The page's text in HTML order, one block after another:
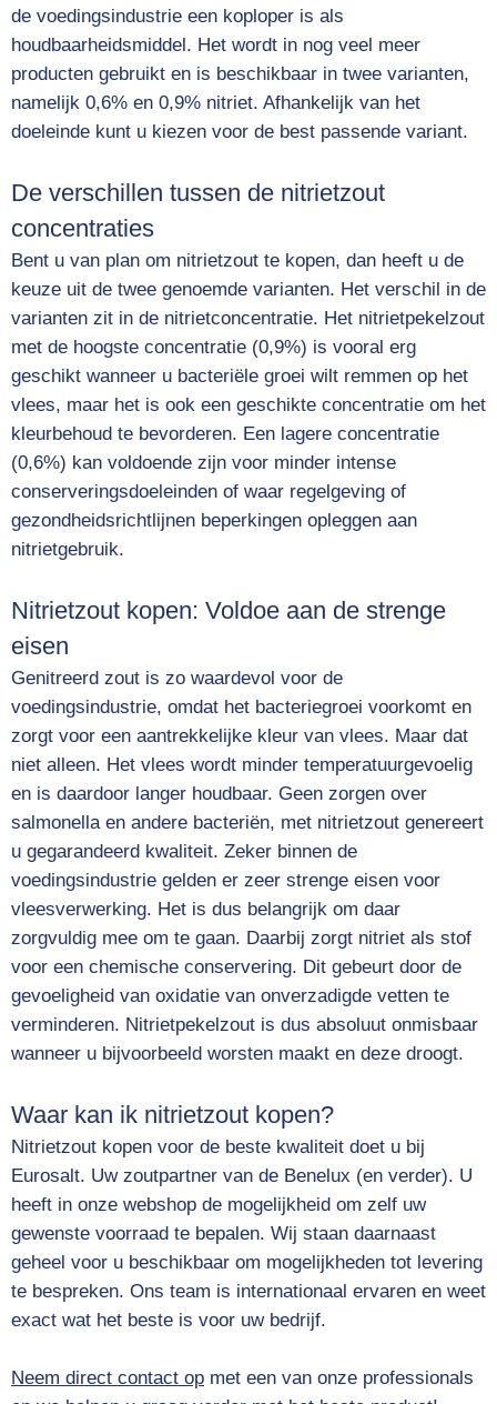
de voedingsindustrie een koploper is als
houdbaarheidsmiddel. Het wordt in nog veel meer
producten gebruikt en is beschikbaar in twee varianten,
namelijk 0,6% en 0,9% nitriet. Afhankelijk van het
doeleinde kunt u kiezen voor de best passende variant.
De verschillen tussen de nitrietzout
concentraties
Bent u van plan om nitrietzout te kopen, dan heeft u de
keuze uit de twee genoemde varianten. Het verschil in de
varianten zit in de nitrietconcentratie. Het nitrietpekelzout
met de hoogste concentratie (0,9%) is vooral erg
geschikt wanneer u bacteriële groei wilt remmen op het
vlees, maar het is ook een geschikte concentratie om het
kleurbehoud te bevorderen. Een lagere concentratie
(0,6%) kan voldoende zijn voor minder intense
conserveringsdoeleinden of waar regelgeving of
gezondheidsrichtlijnen beperkingen opleggen aan
nitrietgebruik.
Nitrietzout kopen: Voldoe aan de strenge
eisen
Genitreerd zout is zo waardevol voor de
voedingsindustrie, omdat het bacteriegroei voorkomt en
zorgt voor een aantrekkelijke kleur van vlees. Maar dat
niet alleen. Het vlees wordt minder temperatuurgevoelig
en is daardoor langer houdbaar. Geen zorgen over
salmonella en andere bacteriën, met nitrietzout genereert
u gegarandeerd kwaliteit. Zeker binnen de
voedingsindustrie gelden er zeer strenge eisen voor
vleesverwerking. Het is dus belangrijk om daar
zorgvuldig mee om te gaan. Daarbij zorgt nitriet als stof
voor een chemische conservering. Dit gebeurt door de
gevoeligheid van oxidatie van onverzadigde vetten te
verminderen. Nitrietpekelzout is dus absoluut onmisbaar
wanneer u bijvoorbeeld worsten maakt en deze droogt.
Waar kan ik nitrietzout kopen?
Nitrietzout kopen voor de beste kwaliteit doet u bij
Eurosalt. Uw zoutpartner van de Benelux (en verder). U
heeft in onze webshop de mogelijkheid om zelf uw
gewenste voorraad te bepalen. Wij staan daarnaast
geheel voor u beschikbaar om mogelijkheden tot levering
te bespreken. Ons team is internationaal ervaren en weet
exact wat het beste is voor uw bedrijf.
Neem direct contact op met een van onze professionals